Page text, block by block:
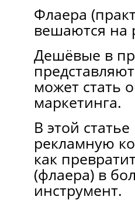
Флаера
вешаются на
Дешёвые в
может стать
маркетинга.
В этой
рекламную
как
(флаера) в
инструмент.